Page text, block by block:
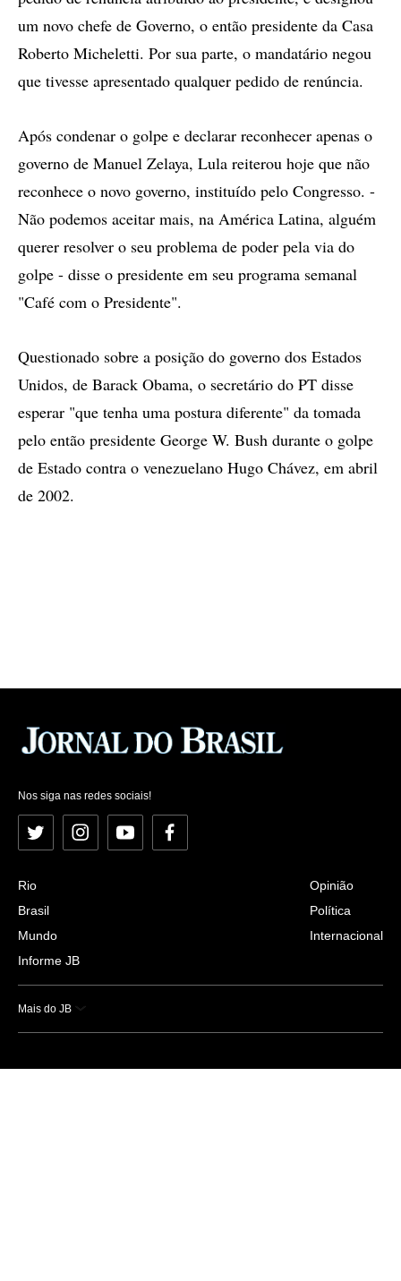
um novo chefe de Governo, o então presidente da Casa
Roberto Micheletti. Por sua parte, o mandatário negou
que tivesse apresentado qualquer pedido de renúncia.
Após condenar o golpe e declarar reconhecer apenas o
governo de Manuel Zelaya, Lula reiterou hoje que não
reconhece o novo governo, instituído pelo Congresso. -
Não podemos aceitar mais, na América Latina, alguém
querer resolver o seu problema de poder pela via do
golpe - disse o presidente em seu programa semanal
"Café com o Presidente".
Questionado sobre a posição do governo dos Estados
Unidos, de Barack Obama, o secretário do PT disse
esperar "que tenha uma postura diferente" da tomada
pelo então presidente George W. Bush durante o golpe
de Estado contra o venezuelano Hugo Chávez, em abril
de 2002.
Nos siga nas redes sociais!
Twitter InstagramYouTubeFacebook
Rio
Brasil
Mundo
Informe JB
Opinião
Política
Internacional
Mais do JB
Esportes